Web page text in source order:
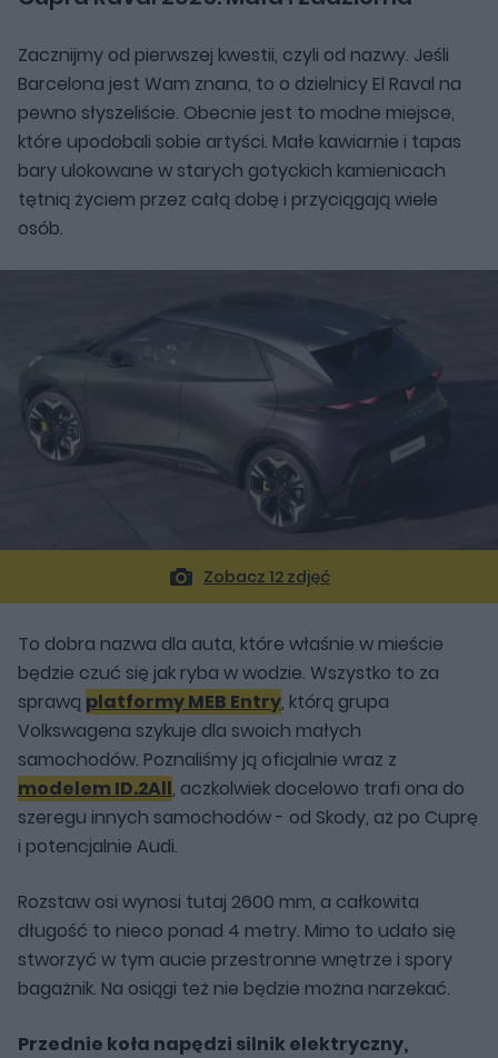
Zacznijmy od pierwszej kwestii, czyli od nazwy. Jeśli
Barcelona jest Wam znana, to o dzielnicy El Raval na
pewno słyszeliście. Obecnie jest to modne miejsce,
które upodobali sobie artyści. Małe kawiarnie i tapas
bary ulokowane w starych gotyckich kamienicach
tętnią życiem przez całą dobę i przyciągają wiele
osób.
Zobacz 12 zdjęć
To dobra nazwa dla auta, które właśnie w mieście
będzie czuć się jak ryba w wodzie. Wszystko to za
sprawą platformy MEB Entry, którą grupa
Volkswagena szykuje dla swoich małych
samochodów. Poznaliśmy ją oficjalnie wraz z
modelem ID.2All, aczkolwiek docelowo trafi ona do
szeregu innych samochodów - od Skody, aż po Cuprę
i potencjalnie Audi.
Rozstaw osi wynosi tutaj 2600 mm, a całkowita
długość to nieco ponad 4 metry. Mimo to udało się
stworzyć w tym aucie przestronne wnętrze i spory
bagażnik. Na osiągi też nie będzie można narzekać.
Przednie koła napędzi silnik elektryczny,